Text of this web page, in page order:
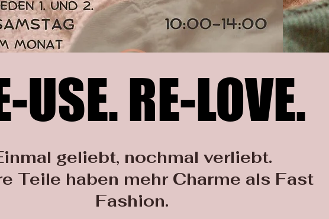
USE. RE-LOVE.
USE. RE-LOVE.
geliebt, nochmal verliebt.
Teile haben mehr Charme als Fast
Fashion.